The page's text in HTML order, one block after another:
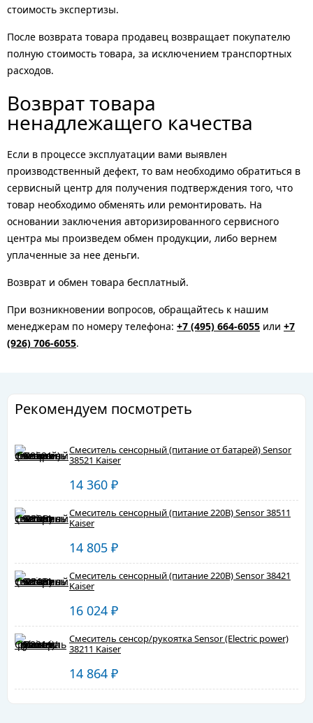
стоимость экспертизы.
После возврата товара продавец возвращает покупателю
полную стоимость товара, за исключением транспортных
расходов.
Возврат товара
ненадлежащего качества
Если в процессе эксплуатации вами выявлен
производственный дефект, то вам необходимо обратиться в
сервисный центр для получения подтверждения того, что
товар необходимо обменять или ремонтировать. На
основании заключения авторизированного сервисного
центра мы произведем обмен продукции, либо вернем
уплаченные за нее деньги.
Возврат и обмен товара бесплатный.
При возникновении вопросов, обращайтесь к нашим
менеджерам по номеру телефона: +7 (495) 664-6055 или +7
(926) 706-6055.
Рекомендуем посмотреть
Смеситель сенсорный (питание от батарей) Sensor
38521 Kaiser
14 360 ₽
Смеситель сенсорный (питание 220В) Sensor 38511
Kaiser
14 805 ₽
Смеситель сенсорный (питание 220В) Sensor 38421
Kaiser
16 024 ₽
Смеситель сенсор/рукоятка Sensor (Electric power)
38211 Kaiser
14 864 ₽